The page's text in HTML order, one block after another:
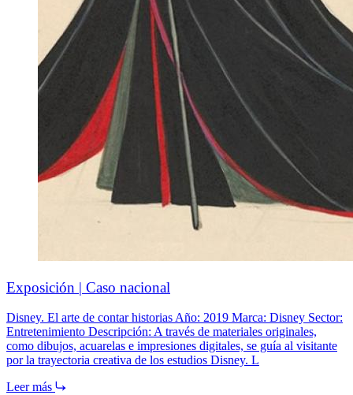
Exposición | Caso nacional
Disney. El arte de contar historias Año: 2019 Marca: Disney Sector:
Entretenimiento Descripción: A través de materiales originales,
como dibujos, acuarelas e impresiones digitales, se guía al visitante
por la trayectoria creativa de los estudios Disney. L
Leer más